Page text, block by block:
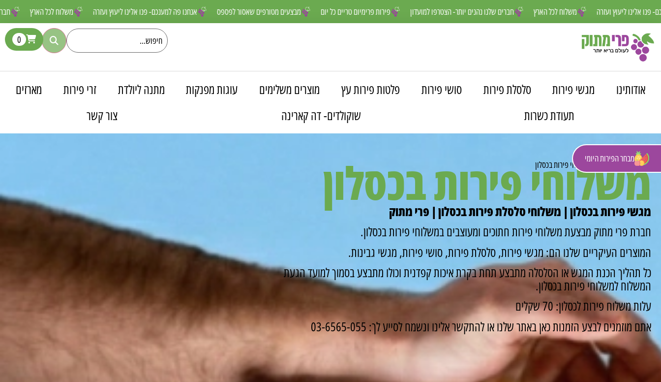
משלוח לכל אנחנו פה למענכם- פנו אלינו ליעוץ ועזרה מבצעים מטורפים שאסור לפספס פירות פרימיום טריים כל יום חברים שלנו נהנים יותר- הצטרפו למועדון משלוח לכל הארץ אנחנו פה למענכם- פנו אלינו ליעוץ ועזרה
מבחר הפירות היומי
0
אודותינו מגשי פירות סלסלת פירות סושי פירות פלטות פירות עץ מוצרים משלימים עוגות מפנקות מתנה ליולדת זרי פירות
מארזים
תעודת כשרות
שוקולדים- דה קארינה צור קשר
פרי מתוק» משלוחים»משלוחי פירות בכסלון
משלוחי פירות בכסלון
מגשי פירות בכסלון | משלוחי סלסלת פירות בכסלון | פרי מתוק
חברת פרי מתוק מבצעת משלוחי פירות חתוכים ומעוצבים במשלוחי פירות בכסלון.
המוצרים העיקריים שלנו הם: מגשי פירות, סלסלת פירות, סושי פירות, מגשי גבינות.
כל תהליך הכנת המגש או הסלסלה מתבצע תחת בקרת איכות קפדנית וכולו מתבצע בסמוך למועד הגעת
המשלוח למשלוחי פירות בכסלון.
עלות משלוח פירות לכסלון: 70 שקלים
אתם מוזמנים לבצע הזמנות כאן באתר שלנו או להתקשר אלינו ונשמח לסייע לך: 03-6565-055